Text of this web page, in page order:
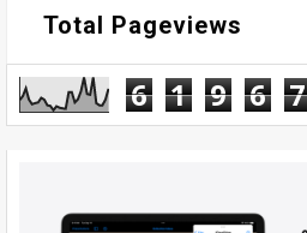
Total Pageviews
6 1 9 6 7